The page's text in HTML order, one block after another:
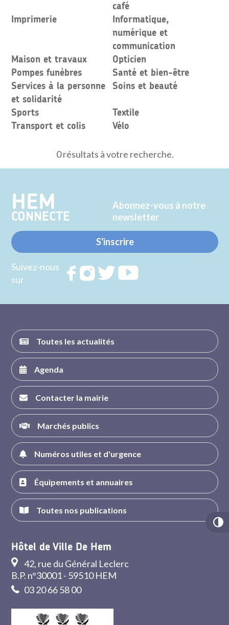
café
Imprimerie
Informatique,
numérique et
communication
Maison et travaux
Opticien
Pompes funèbres
Santé et bien-être
Services à la personne
et solidarité
Soins et beauté
Sports
Textile
Transport et colis
Vélo
0 résultats à votre recherche.
HEM
CONNECTE
Abonnez-vous à notre
newsletter
S'inscrire
Suivez-nous
sur
RejoignezRejoignezRejoignez
Toutes les actualités
Agenda
Contacter la mairie
Marchés publics
Numéros utiles et d'urgence
Équipements et annuaires
Toutes nos publications
Hôtel de Ville De Hem
42, rue du Général Leclerc
B.P. n°30001 - 59510 HEM
03 20 66 58 00